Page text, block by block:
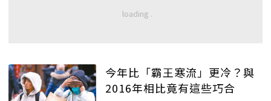
今年比「霸王寒流」更冷？與
2016年相比竟有這些巧合